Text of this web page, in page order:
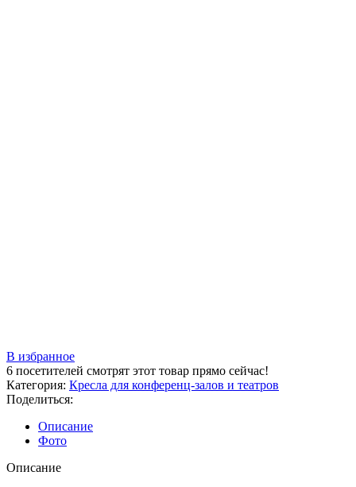
В избранное
6 посетителей смотрят этот товар прямо сейчас!
Категория: Кресла для конференц-залов и театров
Поделиться:
Описание
Фото
Описание